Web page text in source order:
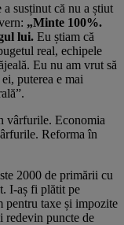
susținut că nu a știut
„Minte 100%.
lui. Eu știam că
real, echipele
Eu nu am vrut să
puterea e mai
vârfurile. Economia
Reforma în
2000 de primării cu
I-aș fi plătit pe
pentru taxe și impozite
redevin puncte de